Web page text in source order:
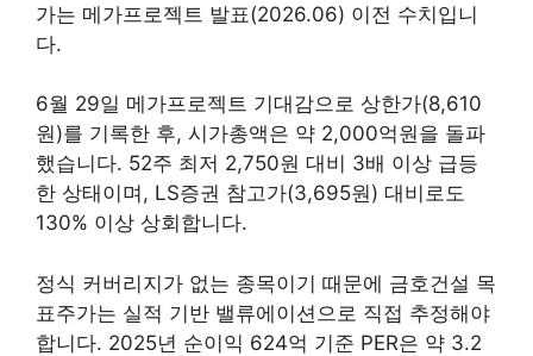
가는 메가프로젝트 발표(2026.06) 이전 수치입니
다.
6월 29일 메가프로젝트 기대감으로 상한가(8,610
원)를 기록한 후, 시가총액은 약 2,000억원을 돌파
했습니다. 52주 최저 2,750원 대비 3배 이상 급등
한 상태이며, LS증권 참고가(3,695원) 대비로도
130% 이상 상회합니다.
정식 커버리지가 없는 종목이기 때문에 금호건설 목
표주가는 실적 기반 밸류에이션으로 직접 추정해야
합니다. 2025년 순이익 624억 기준 PER은 약 3.2